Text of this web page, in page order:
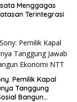
Menggagas
Terintegrasi
Pemilik Kapal
Tanggung
Bangun